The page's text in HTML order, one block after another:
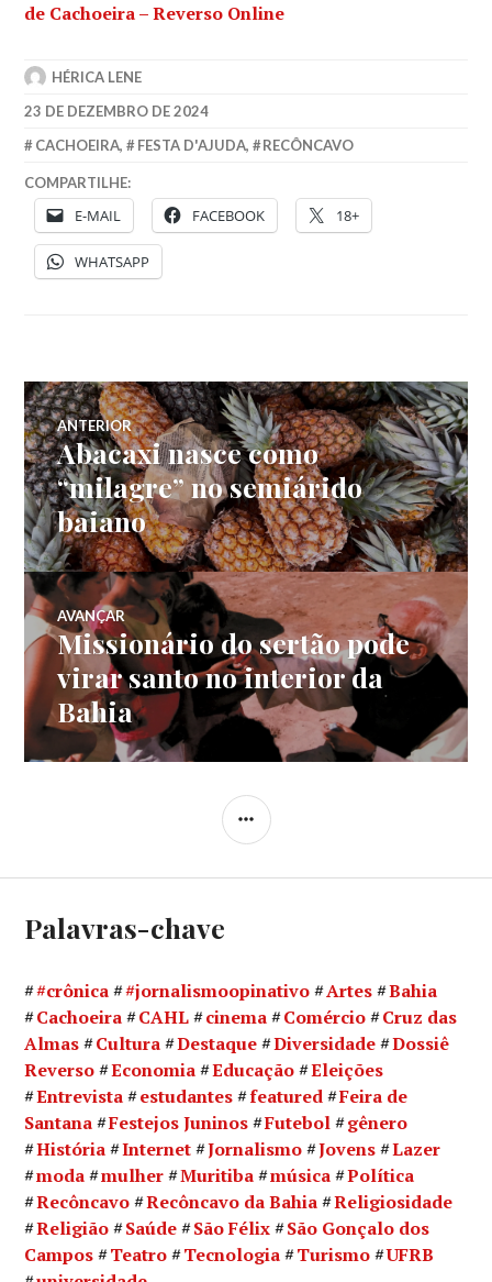
de Cachoeira – Reverso Online
HÉRICA LENE
23 DE DEZEMBRO DE 2024
CACHOEIRA, FESTA D'AJUDA, RECÔNCAVO
COMPARTILHE:
E-MAIL FACEBOOK 18+
WHATSAPP
Navegação
de
Post
ANTERIOR
Post
anterior:
Abacaxi nasce como
“milagre” no semiárido
baiano
AVANÇAR
Próximo
post:
Missionário do sertão pode
virar santo no interior da
Bahia
LATERAL
Palavras-chave
#crônica #jornalismoopinativo Artes
Bahia
Cachoeira
CAHL cinema Comércio
Cruz das
Almas
Cultura Destaque Diversidade
Dossiê
Reverso
Economia Educação
Eleições
Entrevista
estudantes featured
Feira de
Santana
Festejos Juninos Futebol
gênero
História
Internet Jornalismo Jovens
Lazer
moda
mulher Muritiba música
Política
Recôncavo
Recôncavo da Bahia
Religiosidade
Religião
Saúde São Félix
São Gonçalo dos
Campos
Teatro Tecnologia Turismo
UFRB